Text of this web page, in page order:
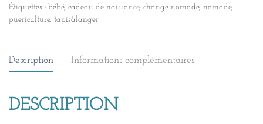
Étiquettes : bébé, cadeau de naissance, change nomade, nomade,
puericulture, tapisàlanger
Description Informations complémentaires
DESCRIPTION